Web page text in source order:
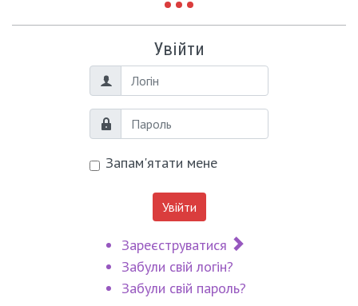
Увійти
Логін
Пароль
Запам'ятати мене
Увійти
Зареєструватися
Забули свій логін?
Забули свій пароль?